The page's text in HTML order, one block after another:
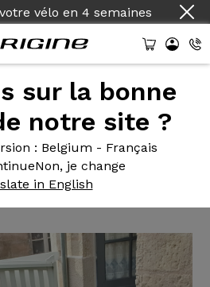
vélo en 4 semaines
sur la bonne
notre site ?
: Belgium - Français
Non, je change
in English
350 - Shimano Ultegra -
- Shimano
C35R